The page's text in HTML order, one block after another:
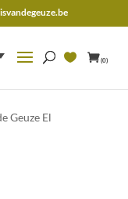
(0)
Geuze El